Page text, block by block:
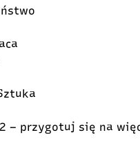
– przygotuj się na